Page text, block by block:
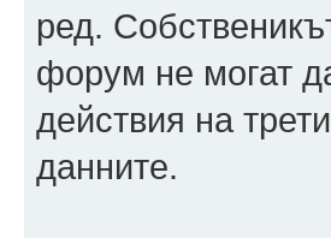
ред.
форум не могат
действия на
данните.